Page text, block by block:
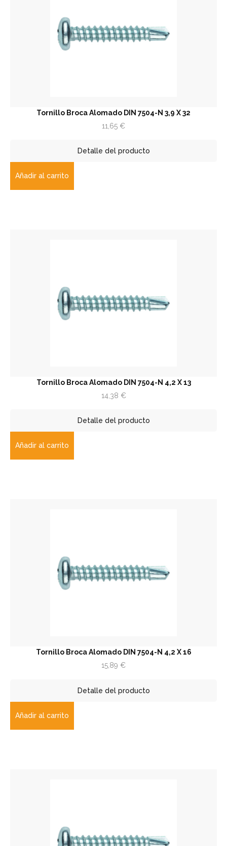
Tornillo Broca Alomado DIN 7504-N 3,9 X 32
11,65 €
Detalle del producto
Añadir al carrito
Tornillo Broca Alomado DIN 7504-N 4,2 X 13
14,38 €
Detalle del producto
Añadir al carrito
Tornillo Broca Alomado DIN 7504-N 4,2 X 16
15,89 €
Detalle del producto
Añadir al carrito